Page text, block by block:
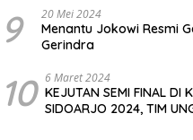
9 20 Mei 2024
Menantu Jokowi Resmi
Gerindra
10 6 Maret 2024
KEJUTAN SEMI FINAL DI
SIDOARJO 2024, TIM